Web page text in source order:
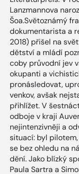
Lanzmannova
Šoa.Světoznámý
dokumentarista a
2018) přišel na
dětství a mládí
coby průvodní jev
okupanti a
pronásledovat,
venkov, avšak
přihlížet. V
odboje v kraji
nejintenzivněji a
situací: byl
se bez ohledu na
dění. Jako blízký
Paula Sartra a